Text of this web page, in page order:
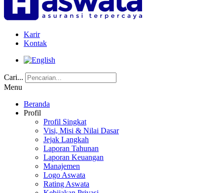
Karir
Kontak
Cari...
Menu
Beranda
Profil
Profil Singkat
Visi, Misi & Nilai Dasar
Jejak Langkah
Laporan Tahunan
Laporan Keuangan
Manajemen
Logo Aswata
Rating Aswata